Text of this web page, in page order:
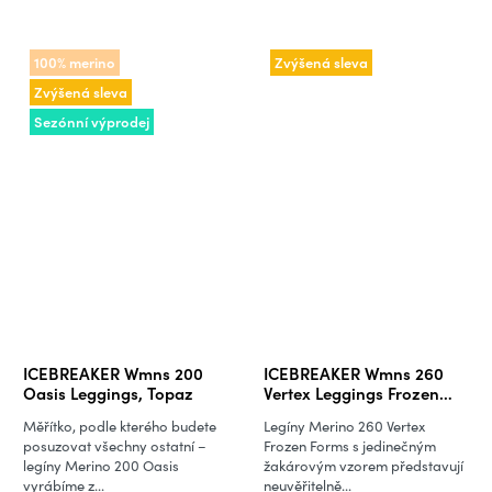
100% merino
Zvýšená sleva
Sezónní výprodej
ICEBREAKER Wmns 200
Oasis Leggings, Topaz
Měřítko, podle kterého budete
posuzovat všechny ostatní –
legíny Merino 200 Oasis
vyrábíme z...
Zvýšená sleva
ICEBREAKER Wmns 260
Vertex Leggings Frozen
Forms, Black/Port/J
(vzorek)
Legíny Merino 260 Vertex
Frozen Forms s jedinečným
žakárovým vzorem představují
neuvěřitelně...